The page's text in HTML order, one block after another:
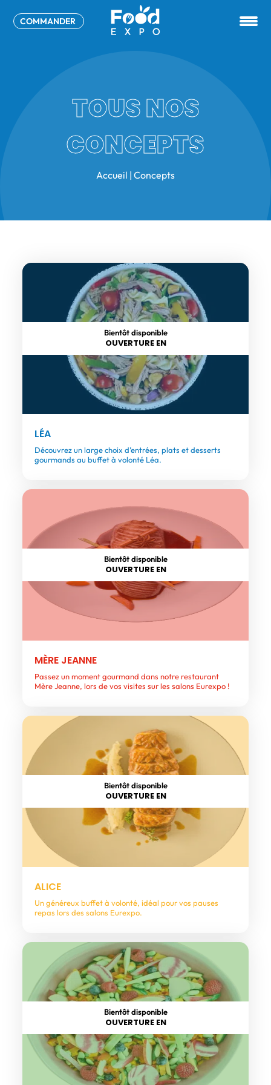
COMMANDER
TOUS NOS
CONCEPTS
Accueil | Concepts
Bientôt disponible
OUVERTURE EN
LÉA
Découvrez un large choix d’entrées, plats et desserts
gourmands au buffet à volonté Léa.
Bientôt disponible
OUVERTURE EN
MÈRE JEANNE
Passez un moment gourmand dans notre restaurant
Mère Jeanne, lors de vos visites sur les salons Eurexpo !
Bientôt disponible
OUVERTURE EN
ALICE
Un généreux buffet à volonté, idéal pour vos pauses
repas lors des salons Eurexpo.
Bientôt disponible
OUVERTURE EN